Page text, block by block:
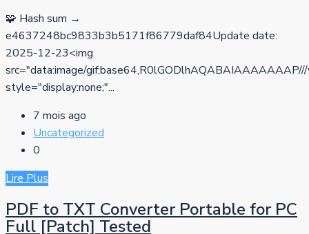
🧩 Hash sum →
e4637248bc9833b3b5171f86779daf84Update date:
2025-12-23<img
src="data:image/
style="display:none;"...
7 mois ago
Uncategorized
0
Lire Plus
PDF to TXT Converter Portable for PC
Full [Patch] Tested